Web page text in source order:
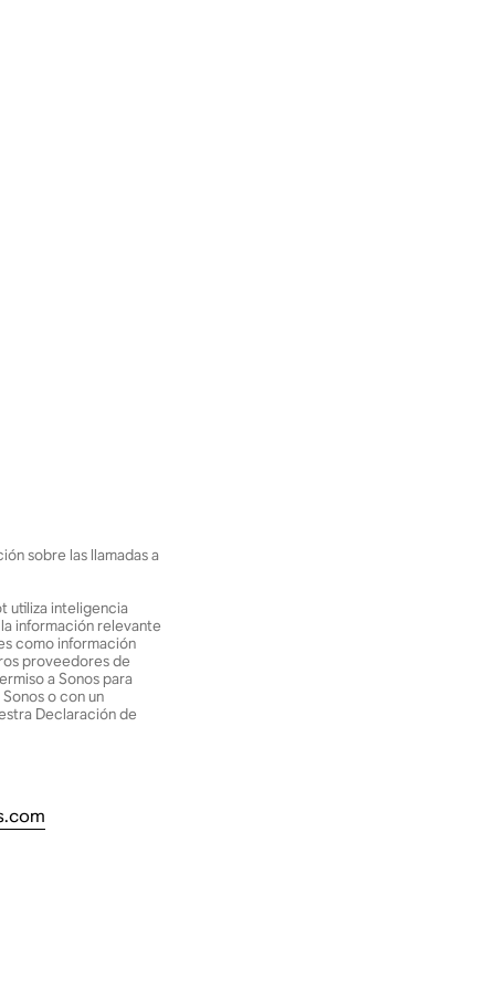
sobre las llamadas a
utiliza inteligencia
información relevante
como información
proveedores de
a Sonos para
o con un
Declaración de